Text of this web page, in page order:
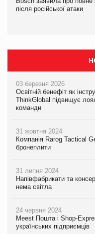
після російської атаки
Сергій Лісунов про
після російської атаки
03 березня 2026
Освітній бенефіт як
ThinkGlobal підвищує
команди
31 жовтня 2024
Компанія Rarog Tactical
бронеплити
31 липня 2024
Напівфабрикати та
нема світла
24 червня 2024
Meest Пошта і Shop-
українських підприємців